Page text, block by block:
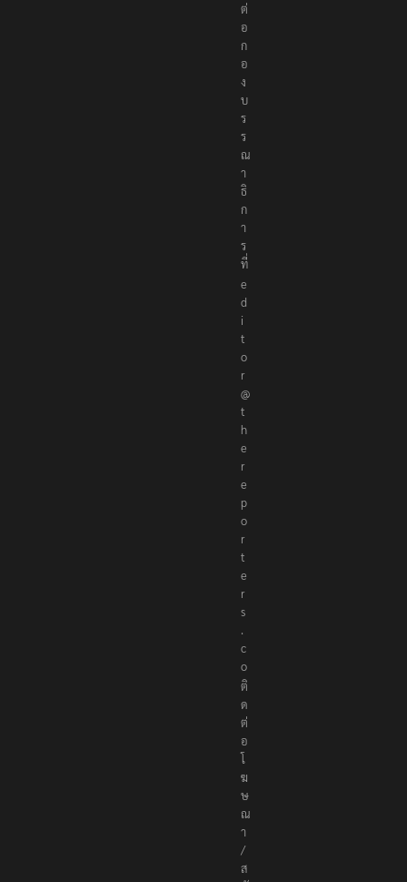
ต่
อ
ก
อ
ง
บ
ร
ร
ณ
า
ธิ
ก
า
ร
ที่
e
d
i
t
o
r
@
t
h
e
r
e
p
o
r
t
e
r
s
.
c
o
ติ
ด
ต่
อ
โ
ฆ
ษ
ณ
า
/
ส